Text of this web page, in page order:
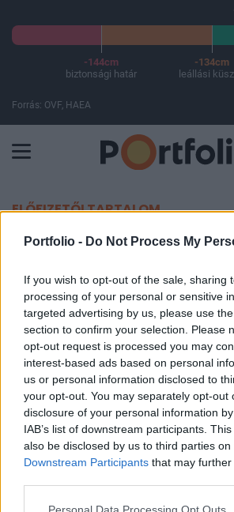
Portfolio - Do Not Process My
If you wish to opt-out of the sale, sharing
processing of your personal or sensitive
targeted advertising by us, please use
section to confirm your selection. Please
opt-out request is processed you may
interest-based ads based on personal
us or personal information disclosed to
your opt-out. You may separately opt-out
disclosure of your personal information
IAB’s list of downstream participants.
also be disclosed by us to third parties on
Downstream Participants that may
-144cm
biztonsági határ
-134cm
leállási
Forrás: OVF, HAEA
ELŐFIZETŐI TARTALOM
Recesszió vár Svájcra
koronavírus miatt
Portfolio
2020. március 19. 16:25
A svájci kormány a gazdaság
számol az idén a koronavírus
A gazdasági államtitkárság (SECO)
előrejelzésében az szerepel, hogy a
(GDP) 1,3 százalékkal zsugorodik az
százalékos növekedés helyett.